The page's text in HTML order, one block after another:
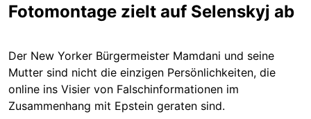
Fotomontage zielt auf Selenskyj ab
Der New Yorker Bürgermeister Mamdani und seine
Mutter sind nicht die einzigen Persönlichkeiten, die
online ins Visier von Falschinformationen im
Zusammenhang mit Epstein geraten sind.